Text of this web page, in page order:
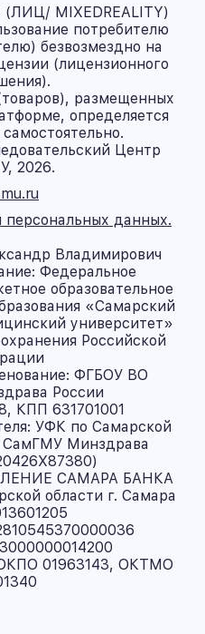
MIXEDREALITY)
потребителю
безвозмездно на
(лицензионного
размещенных
определяется
Центр
2026.
данных.
Владимирович
Федеральное
образовательное
«Самарский
университет»
Российской
ФГБОУ ВО
России
КПП 631701001
УФК по Самарской
Минздрава
САМАРА БАНКА
области г. Самара
01963143, ОКТМО